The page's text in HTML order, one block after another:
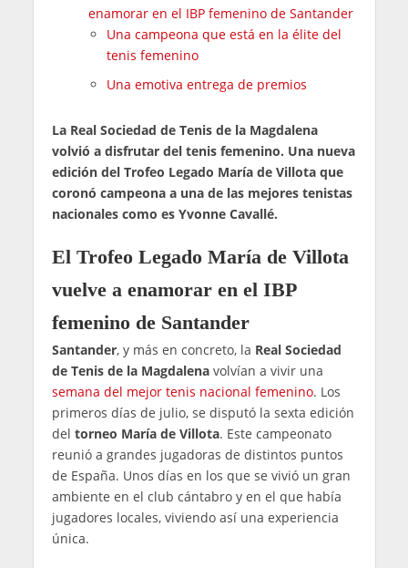
enamorar en el IBP femenino de Santander
Una campeona que está en la élite del
tenis femenino
Una emotiva entrega de premios
La Real Sociedad de Tenis de la Magdalena
volvió a disfrutar del tenis femenino. Una nueva
edición del Trofeo Legado María de Villota que
coronó campeona a una de las mejores tenistas
nacionales como es Yvonne Cavallé.
El Trofeo Legado María de Villota
vuelve a enamorar en el IBP
femenino de Santander
Santander, y más en concreto, la Real Sociedad
de Tenis de la Magdalenavolvían a vivir una
semana del mejor tenis nacional femenino. Los
primeros días de julio, se disputó la sexta edición
del torneo María de Villota. Este campeonato
reunió a grandes jugadoras de distintos puntos
de España. Unos días en los que se vivió un gran
ambiente en el club cántabro y en el que había
jugadores locales, viviendo así una experiencia
única.